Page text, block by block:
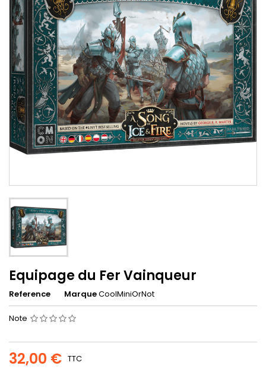
Equipage du Fer Vainqueur
Reference MarqueCoolMiniOrNot
Note
32,00 € TTC